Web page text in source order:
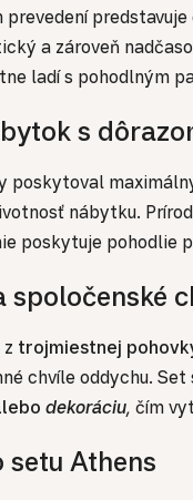
prevedení
a zároveň
ladí s pohodlným
s
poskytoval
nábytku.
poskytuje pohodlie
spoločenské
trojmiestnej
chvíle oddychu. Set
dekoráciu, čím
setu Athens